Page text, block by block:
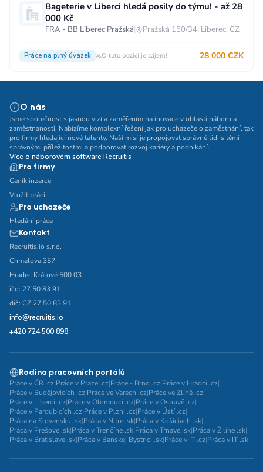
Bageterie v Liberci hledá posily do týmu! - až 28
000 Kč
FRA - BB Liberec Pražská| Pražská 150/34, Liberec, CZ
Práce na plný úvazek O tuto pozici je zájem! 28 000 CZK
O nás
Jsme společnost s jasnou vizí a zaměřením na inovace v oblasti náboru a
zaměstnanosti. Nabízíme komplexní řešení jak pro uchazeče o zaměstnání, tak
pro firmy hledající nové talenty. Naší misí je propojovat správné lidi s těmi
správnými příležitostmi a podporovat rozvoj kariéry a podnikání.
Více o náborovém software Recruitis
Pro firmy
Ceník inzerce
Vložit práci
Pro uchazeče
Hledání práce
Kontakt
Recruitis.io s.r.o.
Chmelova 357
Hradec Králové 500 03
ičo: 27 50 83 91
dič: CZ 27 50 83 91
info@recruitis.io
+420 724 500 898
Rodina pracovních portálů
Práce v ČR .cz|Práce v Praze .cz|Práce - Brno .cz|Práce v Hradci .cz|
Práce v Budějovicích .cz|Práce ve Varech .cz|Práce ve Zlíně .cz|
Práce v Liberci .cz|Práce v Olomouci .cz|Práce v Ostravě .cz|
Práce v Pardubicích .cz|Práce v Plzni .cz|Práce v Ústí .cz|
Práca na Slovensku .sk|Práca v Nitre .sk|Práca v Košiciach .sk|
Práca v Prešove .sk|Práca v Trenčíne .sk|Práca v Trnave .sk|Práca v Žiline .sk|
Práca v Bratislave .sk|Práca v Banskej Bystrici .sk|Práce v IT .cz|Práca v IT .sk